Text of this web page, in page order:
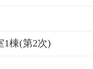
1棟(第2次)